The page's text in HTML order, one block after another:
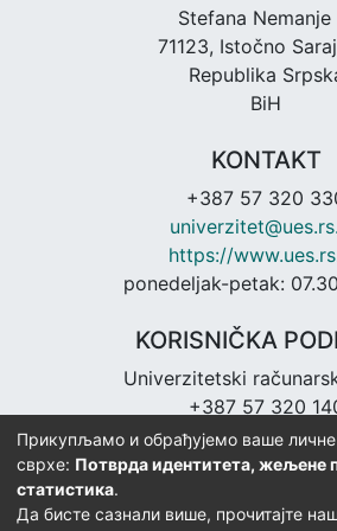
Stefana Nemanje
71123, Istočno
Republika
BiH
KONTAKT
+387 57 320
https://
ponedeljak-petak:
KORISNIČKA
Univerzitetski
+387 57 320
urc@ues.rs.ba
https://
Прикупљамо и обрађујемо ваше
сврхе: Потврда идентитета, жељене
статистика.
Да бисте сазнали више, прочитајте